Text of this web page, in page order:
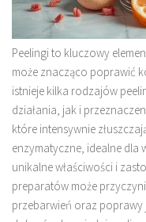
Peelingi to kluczowy
może znacząco poprawić
istnieje kilka rodzajów
działania, jak i
które intensywnie
enzymatyczne, idealne dla
unikalne właściwości i
preparatów może
przebarwień oraz poprawy